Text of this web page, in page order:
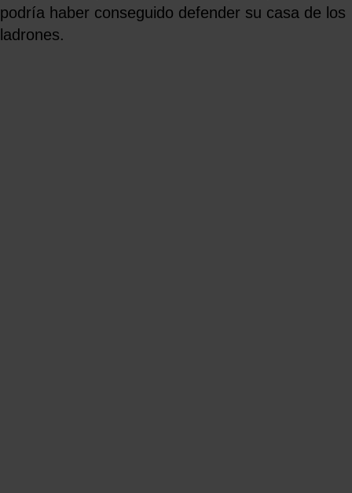
podría haber conseguido defender su casa de los
ladrones.